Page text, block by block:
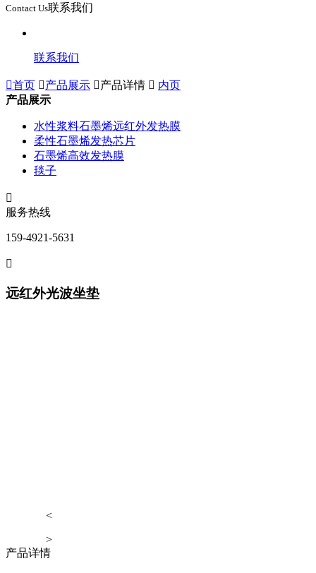
Contact Us联系我们
联系我们
首页 产品展示 产品详情  内页
产品展示
水性浆料石墨烯远红外发热膜
柔性石墨烯发热芯片
石墨烯高效发热膜
毯子

服务热线
159-4921-5631

远红外光波坐垫
<
>
产品详情